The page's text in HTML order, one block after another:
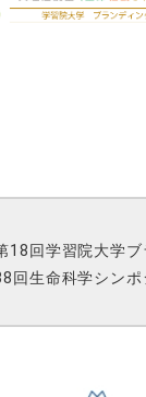
18回学習院大学
回生命科学シンポ